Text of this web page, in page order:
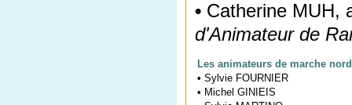
• Catherine MUH,
d'Animateur de
Les animateurs de marche
• Sylvie FOURNIER
• Michel GINIEIS